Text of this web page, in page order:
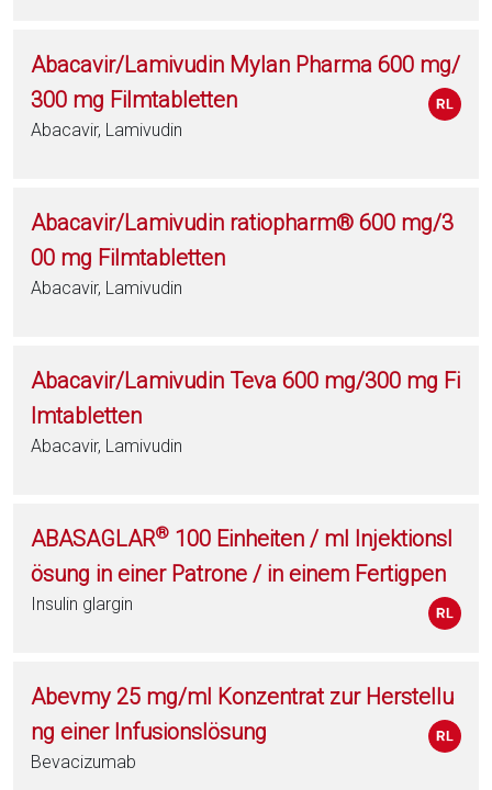
Abacavir/Lamivudin Mylan Pharma 600 mg/
300 mg Filmtabletten
Abacavir, Lamivudin
Abacavir/Lamivudin ratiopharm® 600 mg/3
00 mg Filmtabletten
Abacavir, Lamivudin
Abacavir/Lamivudin Teva 600 mg/300 mg Fi
lmtabletten
Abacavir, Lamivudin
ABASAGLAR® 100 Einheiten / ml Injektionsl
ösung in einer Patrone / in einem Fertigpen
Insulin glargin
Abevmy 25 mg/ml Konzentrat zur Herstellu
ng einer Infusionslösung
Bevacizumab